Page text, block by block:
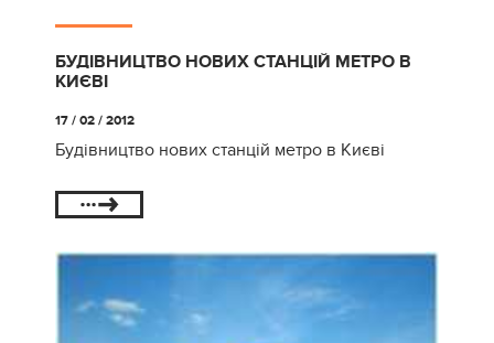
БУДІВНИЦТВО НОВИХ СТАНЦІЙ МЕТРО В
КИЄВІ
17 / 02 / 2012
Будівництво нових станцій метро в Києві